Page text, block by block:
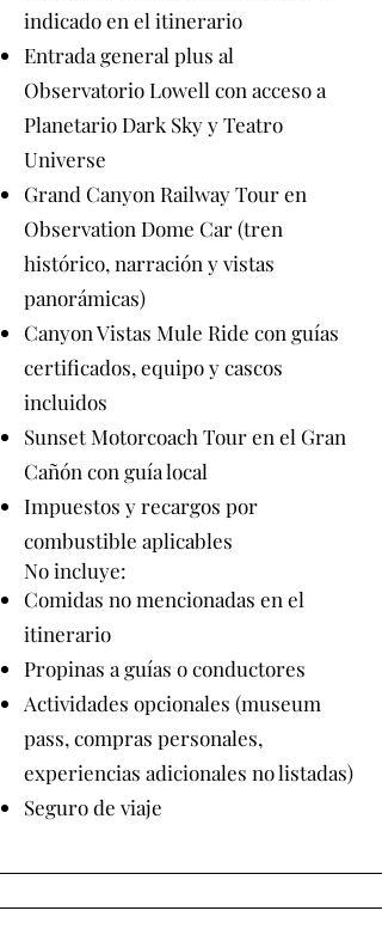
indicado en el itinerario
Entrada general plus al
Observatorio Lowell con acceso a
Planetario Dark Sky y Teatro
Universe
Grand Canyon Railway Tour en
Observation Dome Car (tren
histórico, narración y vistas
panorámicas)
Canyon Vistas Mule Ride con guías
certificados, equipo y cascos
incluidos
Sunset Motorcoach Tour en el Gran
Cañón con guía local
Impuestos y recargos por
combustible aplicables
No incluye:
Comidas no mencionadas en el
itinerario
Propinas a guías o conductores
Actividades opcionales (museum
pass, compras personales,
experiencias adicionales no listadas)
Seguro de viaje